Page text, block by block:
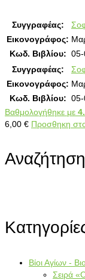
Συγγραφέας:
Εικονογράφος:
Κωδ. Βιβλίου:
Συγγραφέας:
Εικονογράφος:
Κωδ. Βιβλίου:
Βαθμολογήθηκε με
6,00 € Προσθηκη
Αναζήτηση
Βίοι Αγίων -
Σειρά